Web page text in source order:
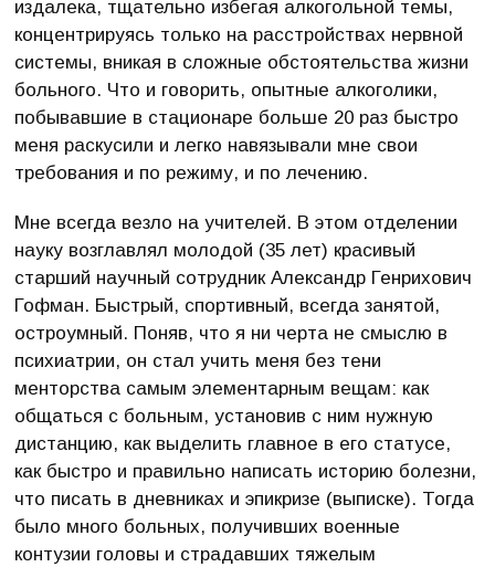
издалека, тщательно избегая алкогольной темы,
концентрируясь только на расстройствах нервной
системы, вникая в сложные обстоятельства жизни
больного. Что и говорить, опытные алкоголики,
побывавшие в стационаре больше 20 раз быстро
меня раскусили и легко навязывали мне свои
требования и по режиму, и по лечению.
Мне всегда везло на учителей. В этом отделении
науку возглавлял молодой (35 лет) красивый
старший научный сотрудник Александр Генрихович
Гофман. Быстрый, спортивный, всегда занятой,
остроумный. Поняв, что я ни черта не смыслю в
психиатрии, он стал учить меня без тени
менторства самым элементарным вещам: как
общаться с больным, установив с ним нужную
дистанцию, как выделить главное в его статусе,
как быстро и правильно написать историю болезни,
что писать в дневниках и эпикризе (выписке). Тогда
было много больных, получивших военные
контузии головы и страдавших тяжелым